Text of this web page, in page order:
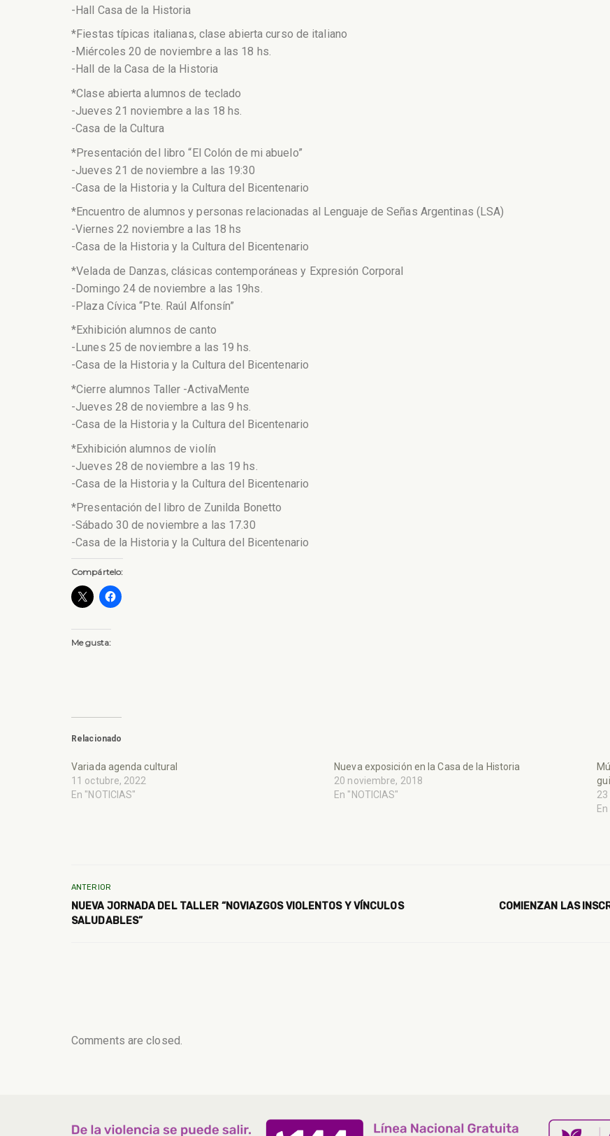
-Hall Casa de la Historia
*Fiestas típicas italianas, clase abierta curso de italiano
-Miércoles 20 de noviembre a las 18 hs.
-Hall de la Casa de la Historia
*Clase abierta alumnos de teclado
-Jueves 21 noviembre a las 18 hs.
-Casa de la Cultura
*Presentación del libro “El Colón de mi abuelo”
-Jueves 21 de noviembre a las 19:30
-Casa de la Historia y la Cultura del Bicentenario
*Encuentro de alumnos y personas relacionadas al Lenguaje de Señas Argentinas (LSA)
-Viernes 22 noviembre a las 18 hs
-Casa de la Historia y la Cultura del Bicentenario
*Velada de Danzas, clásicas contemporáneas y Expresión Corporal
-Domingo 24 de noviembre a las 19hs.
-Plaza Cívica “Pte. Raúl Alfonsín”
*Exhibición alumnos de canto
-Lunes 25 de noviembre a las 19 hs.
-Casa de la Historia y la Cultura del Bicentenario
*Cierre alumnos Taller -ActivaMente
-Jueves 28 de noviembre a las 9 hs.
-Casa de la Historia y la Cultura del Bicentenario
*Exhibición alumnos de violín
-Jueves 28 de noviembre a las 19 hs.
-Casa de la Historia y la Cultura del Bicentenario
*Presentación del libro de Zunilda Bonetto
-Sábado 30 de noviembre a las 17.30
-Casa de la Historia y la Cultura del Bicentenario
Compártelo:
Me gusta:
Relacionado
Variada agenda cultural
11 octubre, 2022
En "NOTICIAS"
Nueva exposición en la Casa de la Historia
20 noviembre, 2018
En "NOTICIAS"
23
ANTERIOR
NUEVA JORNADA DEL TALLER “NOVIAZGOS VIOLENTOS Y VÍNCULOS
SALUDABLES”
COMIENZAN LAS
Comments are closed.